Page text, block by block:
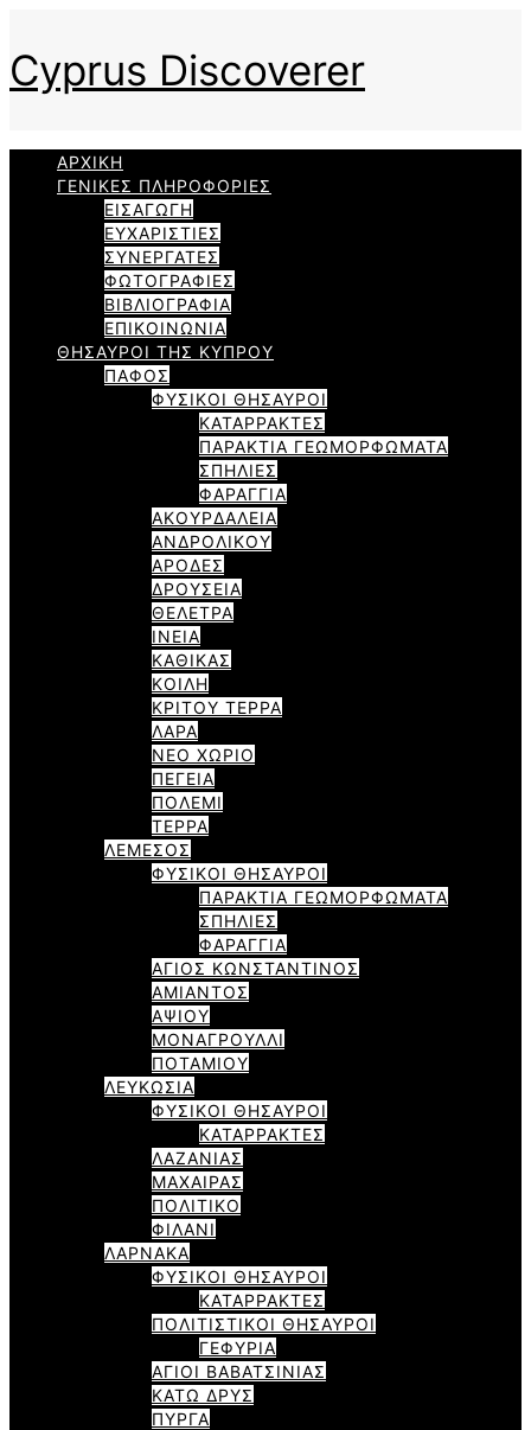
Cyprus Discoverer
ΑΡΧΙΚΗ
ΓΕΝΙΚΕΣ ΠΛΗΡΟΦΟΡΙΕΣ
ΕΙΣΑΓΩΓΗ
ΕΥΧΑΡΙΣΤΙΕΣ
ΣΥΝΕΡΓΑΤΕΣ
ΦΩΤΟΓΡΑΦΙΕΣ
ΒΙΒΛΙΟΓΡΑΦΙΑ
ΕΠΙΚΟΙΝΩΝΙΑ
ΘΗΣΑΥΡΟΙ ΤΗΣ ΚΥΠΡΟΥ
ΠΑΦΟΣ
ΦΥΣΙΚΟΙ ΘΗΣΑΥΡΟΙ
ΚΑΤΑΡΡΑΚΤΕΣ
ΠΑΡΑΚΤΙΑ ΓΕΩΜΟΡΦΩΜΑΤΑ
ΣΠΗΛΙΕΣ
ΦΑΡΑΓΓΙΑ
ΑΚΟΥΡΔΑΛΕΙΑ
ΑΝΔΡΟΛΙΚΟΥ
ΑΡΟΔΕΣ
ΔΡΟΥΣΕΙΑ
ΘΕΛΕΤΡΑ
ΙΝΕΙΑ
ΚΑΘΙΚΑΣ
ΚΟΙΛΗ
ΚΡΙΤΟΥ ΤΕΡΡΑ
ΛΑΡΑ
ΝΕΟ ΧΩΡΙΟ
ΠΕΓΕΙΑ
ΠΟΛΕΜΙ
ΤΕΡΡΑ
ΛΕΜΕΣΟΣ
ΦΥΣΙΚΟΙ ΘΗΣΑΥΡΟΙ
ΠΑΡΑΚΤΙΑ ΓΕΩΜΟΡΦΩΜΑΤΑ
ΣΠΗΛΙΕΣ
ΦΑΡΑΓΓΙΑ
ΑΓΙΟΣ ΚΩΝΣΤΑΝΤΙΝΟΣ
ΑΜΙΑΝΤΟΣ
ΑΨΙΟΥ
ΜΟΝΑΓΡΟΥΛΛΙ
ΠΟΤΑΜΙΟΥ
ΛΕΥΚΩΣΙΑ
ΦΥΣΙΚΟΙ ΘΗΣΑΥΡΟΙ
ΚΑΤΑΡΡΑΚΤΕΣ
ΛΑΖΑΝΙΑΣ
ΜΑΧΑΙΡΑΣ
ΠΟΛΙΤΙΚΟ
ΦΙΛΑΝΙ
ΛΑΡΝΑΚΑ
ΦΥΣΙΚΟΙ ΘΗΣΑΥΡΟΙ
ΚΑΤΑΡΡΑΚΤΕΣ
ΠΟΛΙΤΙΣΤΙΚΟΙ ΘΗΣΑΥΡΟΙ
ΓΕΦΥΡΙΑ
ΑΓΙΟΙ ΒΑΒΑΤΣΙΝΙΑΣ
ΚΑΤΩ ΔΡΥΣ
ΠΥΡΓΑ